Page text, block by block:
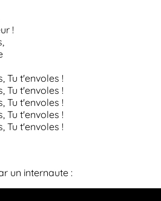
!
Tu t'envoles !
Tu t'envoles !
Tu t'envoles !
Tu t'envoles !
Tu t'envoles !
un internaute :